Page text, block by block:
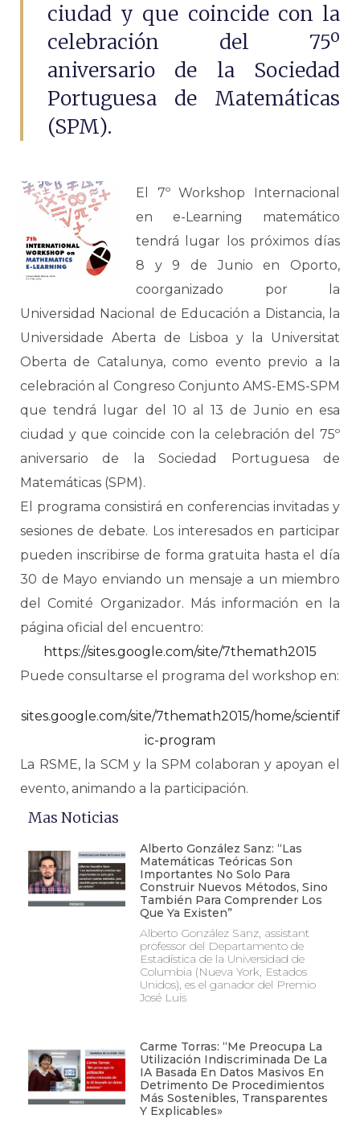
ciudad y que coincide con la
celebración del 75º
aniversario de la Sociedad
Portuguesa de Matemáticas
(SPM).
El 7º Workshop Internacional
en e-Learning matemático
tendrá lugar los próximos días
8 y 9 de Junio en Oporto,
coorganizado por la
Universidad Nacional de Educación a Distancia, la
Universidade Aberta de Lisboa y la Universitat
Oberta de Catalunya, como evento previo a la
celebración al Congreso Conjunto AMS-EMS-SPM
que tendrá lugar del 10 al 13 de Junio en esa
ciudad y que coincide con la celebración del 75º
aniversario de la Sociedad Portuguesa de
Matemáticas (SPM).
El programa consistirá en conferencias invitadas y
sesiones de debate. Los interesados en participar
pueden inscribirse de forma gratuita hasta el día
30 de Mayo enviando un mensaje a un miembro
del Comité Organizador. Más información en la
página oficial del encuentro:
https://sites.google.com/site/7themath2015
Puede consultarse el programa del workshop en:
sites.google.com/site/7themath2015/home/scientif
ic-program
La RSME, la SCM y la SPM colaboran y apoyan el
evento, animando a la participación.
Mas Noticias
Alberto González Sanz: “Las
Matemáticas Teóricas Son
Importantes No Solo Para
Construir Nuevos Métodos, Sino
También Para Comprender Los
Que Ya Existen”
Alberto González Sanz, assistant
professor del Departamento de
Estadística de la Universidad de
Columbia (Nueva York, Estados
Unidos), es el ganador del Premio
José Luis
Carme Torras: “Me Preocupa La
Utilización Indiscriminada De La
IA Basada En Datos Masivos En
Detrimento De Procedimientos
Más Sostenibles, Transparentes
Y Explicables»